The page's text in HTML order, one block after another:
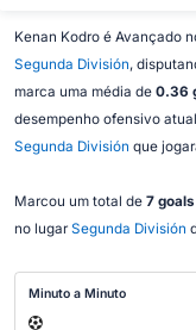
Kenan Kodro é Avançado
Segunda División,
marca uma média de 0.36
desempenho ofensivo
Segunda División que
Marcou um total de 7 goals
no lugar Segunda División
Minuto a Minuto